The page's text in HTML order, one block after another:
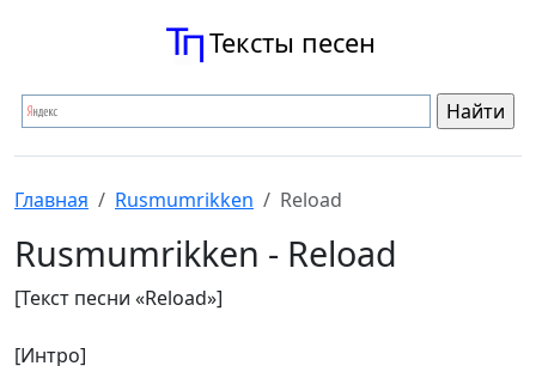
Тексты песен
Главная Rusmumrikken Reload
Rusmumrikken - Reload
[Текст песни «Reload»]
[Интро]